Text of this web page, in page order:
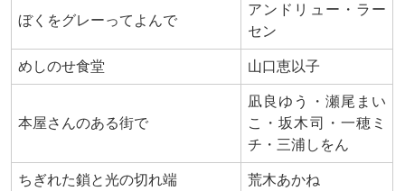
ぼくをグレーってよんで
アンドリュー・ラー
セン
めしのせ食堂 山口恵以子
本屋さんのある街で
凪良ゆう・瀬尾まい
こ・坂木司・一穂ミ
チ・三浦しをん
ちぎれた鎖と光の切れ端 荒木あかね